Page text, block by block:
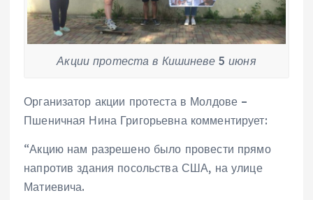
Акции протеста в Кишиневе 5 июня
Организатор акции протеста в Молдове –
Пшеничная Нина Григорьевна комментирует:
“Акцию нам разрешено было провести прямо
напротив здания посольства США, на улице
Матиевича.